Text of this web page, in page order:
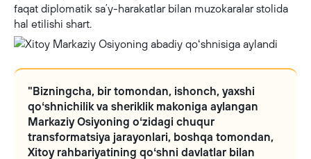
faqat diplomatik saʼy-harakatlar bilan muzokaralar stolida
hal etilishi shart.
"Bizningcha, bir tomondan, ishonch, yaxshi
qoʻshnichilik va sheriklik makoniga aylangan
Markaziy Osiyoning oʻzidagi chuqur
transformatsiya jarayonlari, boshqa tomondan,
Xitoy rahbariyatining qoʻshni davlatlar bilan